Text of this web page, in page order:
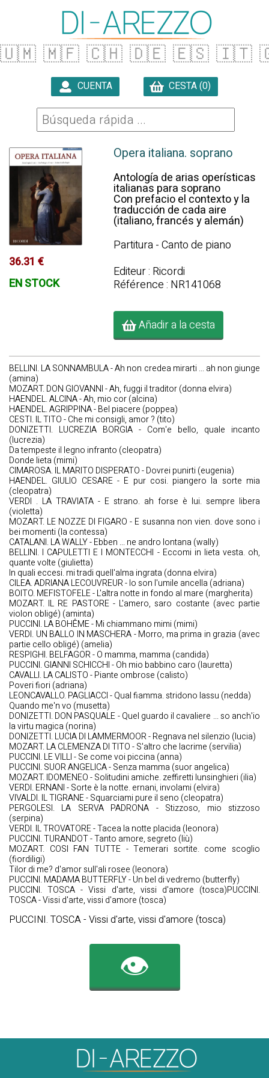
🇺🇲 🇲🇫 🇨🇭 🇩🇪 🇪🇸 🇮🇹
CUENTA CESTA (0)
36.31 €
EN STOCK
Opera italiana. soprano
Antología de arias operísticas
italianas para soprano
Con prefacio el contexto y la
traducción de cada aire
(italiano, francés y alemán)
Partitura - Canto de piano
Editeur : Ricordi
Référence : NR141068
Añadir a la cesta
BELLINI. LA SONNAMBULA - Ah non credea mirarti ... ah non giunge
(amina)
MOZART. DON GIOVANNI - Ah, fuggi il traditor (donna elvira)
HAENDEL. ALCINA - Ah, mio cor (alcina)
HAENDEL. AGRIPPINA - Bel piacere (poppea)
CESTI. IL TITO - Che mi consigli, amor ? (tito)
DONIZETTI. LUCREZIA BORGIA - Com'e bello, quale incanto
(lucrezia)
Da tempeste il legno infranto (cleopatra)
Donde lieta (mimi)
CIMAROSA. IL MARITO DISPERATO - Dovrei punirti (eugenia)
HAENDEL. GIULIO CESARE - E pur cosi. piangero la sorte mia
(cleopatra)
VERDI . LA TRAVIATA - E strano. ah forse è lui. sempre libera
(violetta)
MOZART. LE NOZZE DI FIGARO - E susanna non vien. dove sono i
bei momenti (la contessa)
CATALANI. LA WALLY - Ebben ... ne andro lontana (wally)
BELLINI. I CAPULETTI E I MONTECCHI - Eccomi in lieta vesta. oh,
quante volte (giulietta)
In quali eccesi. mi tradi quell'alma ingrata (donna elvira)
CILEA. ADRIANA LECOUVREUR - Io son l'umile ancella (adriana)
BOITO. MEFISTOFELE - L'altra notte in fondo al mare (margherita)
MOZART. IL RE PASTORE - L'amero, saro costante (avec partie
violon obligé) (aminta)
PUCCINI. LA BOHÊME - Mi chiammano mimi (mimi)
VERDI. UN BALLO IN MASCHERA - Morro, ma prima in grazia (avec
partie cello obligé) (amelia)
RESPIGHI. BELFAGOR - O mamma, mamma (candida)
PUCCINI. GIANNI SCHICCHI - Oh mio babbino caro (lauretta)
CAVALLI. LA CALISTO - Piante ombrose (calisto)
Poveri fiori (adriana)
LEONCAVALLO. PAGLIACCI - Qual fiamma. stridono lassu (nedda)
Quando me'n vo (musetta)
DONIZETTI. DON PASQUALE - Quel guardo il cavaliere ... so anch'io
la virtu magica (norina)
DONIZETTI. LUCIA DI LAMMERMOOR - Regnava nel silenzio (lucia)
MOZART. LA CLEMENZA DI TITO - S'altro che lacrime (servilia)
PUCCINI. LE VILLI - Se come voi piccina (anna)
PUCCINI. SUOR ANGELICA - Senza mamma (suor angelica)
MOZART. IDOMENEO - Solitudini amiche. zeffiretti lunsinghieri (ilia)
VERDI. ERNANI - Sorte è la notte. ernani, involami (elvira)
VIVALDI. IL TIGRANE - Squarciami pure il seno (cleopatra)
PERGOLESI. LA SERVA PADRONA - Stizzoso, mio stizzoso
(serpina)
VERDI. IL TROVATORE - Tacea la notte placida (leonora)
PUCCINI. TURANDOT - Tanto amore, segreto (liù)
MOZART. COSI FAN TUTTE - Temerari sortite. come scoglio
(fiordiligi)
Tilor di me? d'amor sull'ali rosee (leonora)
PUCCINI. MADAMA BUTTERFLY - Un bel di vedremo (butterfly)
PUCCINI. TOSCA - Vissi d'arte, vissi d'amore (tosca)PUCCINI.
TOSCA - Vissi d'arte, vissi d'amore (tosca)
PUCCINI. TOSCA - Vissi d'arte, vissi d'amore (tosca)
👁️